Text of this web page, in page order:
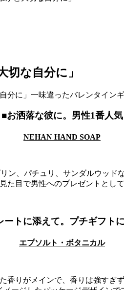
な自分に」
分に」一味違ったバレンタイン
■お洒落な彼に。男性1番人気
NEHAN HAND SOAP
ン、パチュリ、サンダルウッド
た目で男性へのプレゼントとし
ートに添えて。プチギフト
エプソルト・ボタニカル
香りがメインで、香りは強すぎ